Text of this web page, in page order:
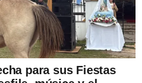
para sus Fiestas